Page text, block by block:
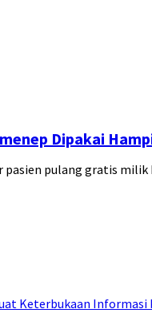
Dipakai
pulang gratis milik
Keterbukaan Informasi